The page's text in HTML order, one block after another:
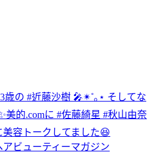
歳の #近藤沙樹 🎤✴︎˚｡⋆ そしてな
美的.comに #佐藤綺星 #秋山由奈
容トークしてました😆
ビューティーマガジン